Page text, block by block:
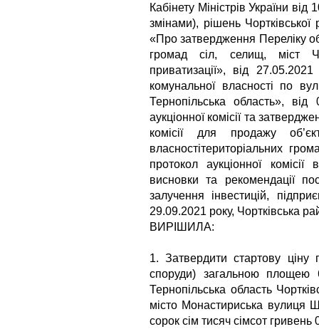
Кабінету Міністрів України
змінами), рішень
«Про затвердження Переліку
громад сіл, селищ, міст
приватизації», від
комунальної власності по
Тернопільська область»,
аукціонної комісії та
комісії для продажу
власностітериторіальних
протокол аукціонної
висновки та рекомендації
залучення інвестицій,
29.09.2021 року, Чортківська
ВИРІШИЛА:
1. Затвердити стартову ціну
споруди) загальною площею
Тернопільська область
місто Монастириська вулиця
сорок сім тисяч сімсот